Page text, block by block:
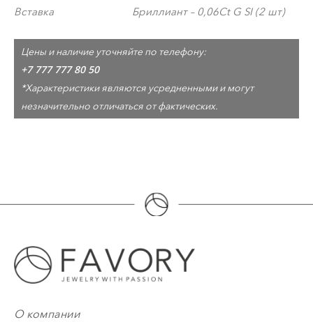
Цены и наличие уточняйте по телефону:
+7 777 777 80 50
*Характеристики являются усредненными и могут
незначительно отличаться от фактических.
Вставка
Бриллиант – 0,06Ct G SI (2 шт)
О компании